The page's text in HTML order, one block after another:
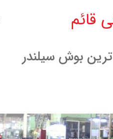
قائم
بوش سیلندر